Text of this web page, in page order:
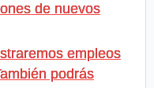
de nuevos
empleos
podrás